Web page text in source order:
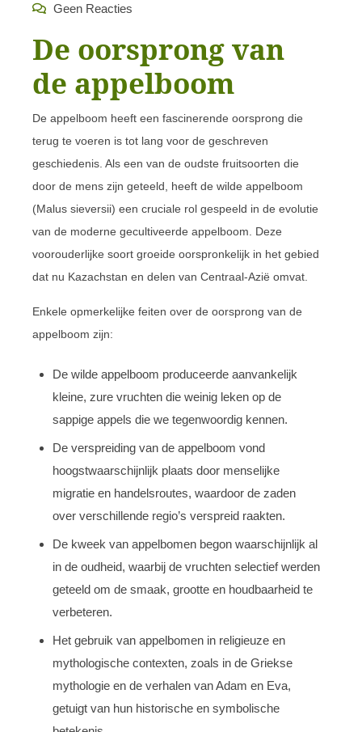
Geen Reacties
De oorsprong van
de appelboom
De appelboom heeft een fascinerende oorsprong die
terug te voeren is tot lang voor de geschreven
geschiedenis. Als een van de oudste fruitsoorten die
door de mens zijn geteeld, heeft de wilde appelboom
(Malus sieversii) een cruciale rol gespeeld in de evolutie
van de moderne gecultiveerde appelboom. Deze
voorouderlijke soort groeide oorspronkelijk in het gebied
dat nu Kazachstan en delen van Centraal-Azië omvat.
Enkele opmerkelijke feiten over de oorsprong van de
appelboom zijn:
De wilde appelboom produceerde aanvankelijk
kleine, zure vruchten die weinig leken op de
sappige appels die we tegenwoordig kennen.
De verspreiding van de appelboom vond
hoogstwaarschijnlijk plaats door menselijke
migratie en handelsroutes, waardoor de zaden
over verschillende regio’s verspreid raakten.
De kweek van appelbomen begon waarschijnlijk al
in de oudheid, waarbij de vruchten selectief werden
geteeld om de smaak, grootte en houdbaarheid te
verbeteren.
Het gebruik van appelbomen in religieuze en
mythologische contexten, zoals in de Griekse
mythologie en de verhalen van Adam en Eva,
getuigt van hun historische en symbolische